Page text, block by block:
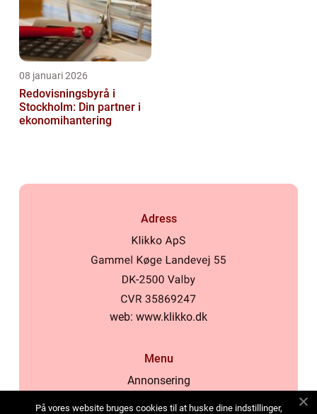
08 januari 2026
Redovisningsbyrå i
Stockholm: Din partner i
ekonomihantering
Adress
web: www.klikko.dk
Menu
Annonsering
På vores website bruges cookies til at huske dine indstillinger,